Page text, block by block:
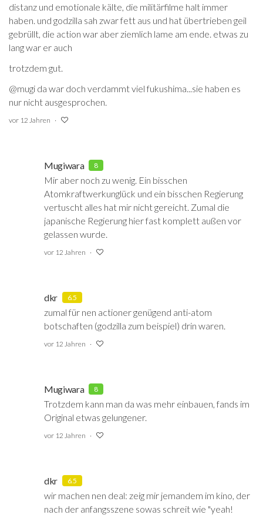
distanz und emotionale kälte, die militärfilme halt immer
haben. und godzilla sah zwar fett aus und hat übertrieben geil
gebrüllt, die action war aber ziemlich lame am ende. etwas zu
lang war er auch
trotzdem gut.
@mugi da war doch verdammt viel fukushima...sie haben es
nur nicht ausgesprochen.
vor 12 Jahren
Mugiwara 8
Mir aber noch zu wenig. Ein bisschen
Atomkraftwerkunglück und ein bisschen Regierung
vertuscht alles hat mir nicht gereicht. Zumal die
japanische Regierung hier fast komplett außen vor
gelassen wurde.
vor 12 Jahren
dkr 6.5
zumal für nen actioner genügend anti-atom
botschaften (godzilla zum beispiel) drin waren.
vor 12 Jahren
Mugiwara 8
Trotzdem kann man da was mehr einbauen, fands im
Original etwas gelungener.
vor 12 Jahren
dkr 6.5
wir machen nen deal: zeig mir jemandem im kino, der
nach der anfangsszene sowas schreit wie "yeah!